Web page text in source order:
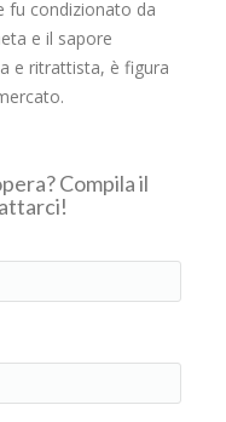
fu condizionato da
e il sapore
e ritrattista, è figura
Compila il